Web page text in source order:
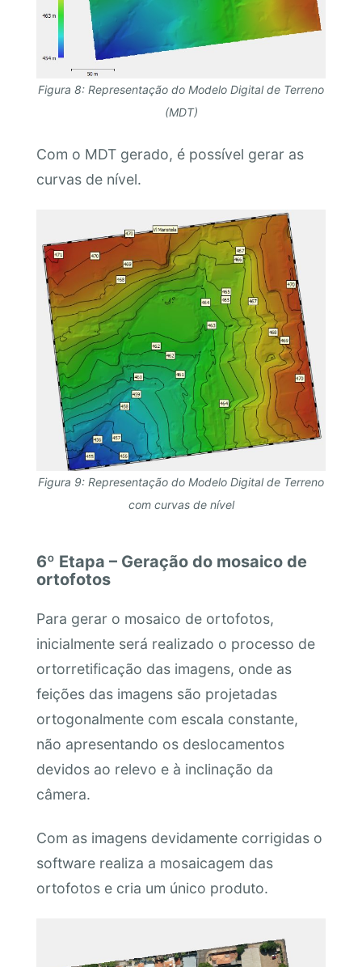
Figura 8: Representação do Modelo Digital de Terreno
(MDT)
Com o MDT gerado, é possível gerar as
curvas de nível.
Figura 9: Representação do Modelo Digital de Terreno
com curvas de nível
6º Etapa – Geração do mosaico de
ortofotos
Para gerar o mosaico de ortofotos,
inicialmente será realizado o processo de
ortorretificação das imagens, onde as
feições das imagens são projetadas
ortogonalmente com escala constante,
não apresentando os deslocamentos
devidos ao relevo e à inclinação da
câmera.
Com as imagens devidamente corrigidas o
software realiza a mosaicagem das
ortofotos e cria um único produto.